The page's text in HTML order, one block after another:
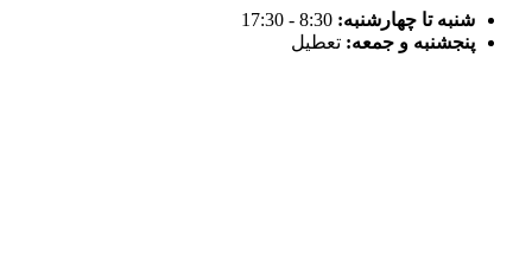
تا چهارشنبه:8:30 - 17:30
و جمعه:تعطیل